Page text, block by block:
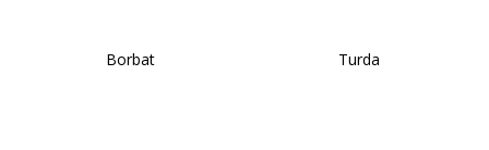
Borbat Turda